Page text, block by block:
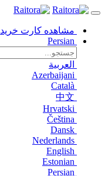
مشاهده کارت خرید
Persian
العربية
Azerbaijani
Català
中文
Hrvatski
Čeština
Dansk
Nederlands
English
Estonian
Persian